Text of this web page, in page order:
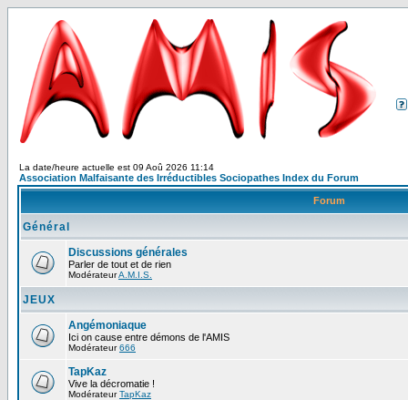
La date/heure actuelle est 09 Aoû 2026 11:14
Association Malfaisante des Irréductibles Sociopathes Index du Forum
Forum
Général
Discussions générales
Parler de tout et de rien
ModérateurA.M.I.S.
JEUX
Angémoniaque
Ici on cause entre démons de l'AMIS
Modérateur666
TapKaz
Vive la décromatie !
ModérateurTapKaz